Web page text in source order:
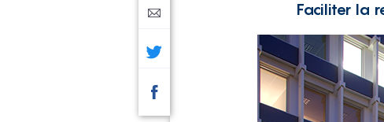
Faciliter la